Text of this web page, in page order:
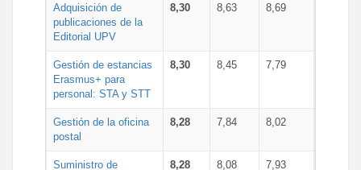
Adquisición de
publicaciones de la
Editorial UPV
8,30 8,63 8,69
Gestión de estancias
Erasmus+ para
personal: STA y STT
8,30 8,45 7,79
Gestión de la oficina
postal
8,28 7,84 8,02
Suministro de
8,28 8,08 7,93